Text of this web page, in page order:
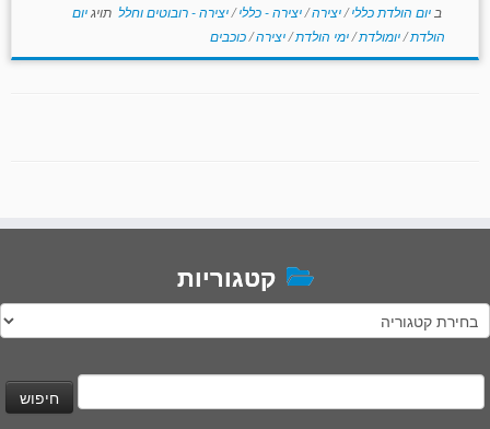
ב יום הולדת כללי/יצירה/יצירה - כללי/יצירה - רובוטים וחלל תויגיום
הולדת/יומולדת/ימי הולדת/יצירה/כוכבים
קטגוריות
קטגוריות
חיפוש: